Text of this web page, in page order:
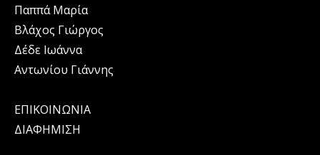
Παππά Μαρία
Βλάχος Γιώργος
Δέδε Ιωάννα
Αντωνίου Γιάννης
ΕΠΙΚΟΙΝΩΝΙΑ
ΔΙΑΦΗΜΙΣΗ